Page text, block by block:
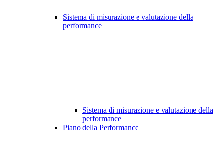
Sistema di misurazione e valutazione della
performance
Sistema di misurazione e valutazione della
performance
Piano della Performance